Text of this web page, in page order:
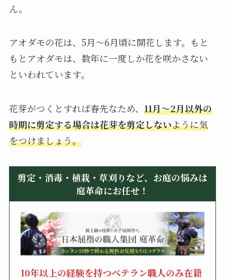
ん。
アオダモの花は、5月〜6月頃に開花します。もと
もとアオダモは、数年に一度しか花を咲かさない
といわれています。
花芽がつくとすれば春先なため、 11月〜2月以外の
時期に剪定する場合は花芽を剪定しないように気
をつけましょう。
剪定・消毒・植栽・草刈りなど、お庭の悩みは
庭革命にお任せ！
10年以上の経験を持つベテラン職人のみ在籍